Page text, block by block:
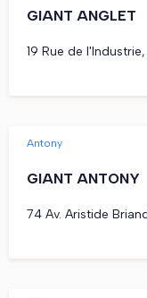
GIANT ANGLET
19 Rue de
Antony
GIANT ANTONY
74 Av. Aristide